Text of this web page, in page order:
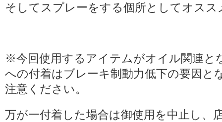
そしてスプレーをする個所としてオスス
※今回使用するアイテムがオイル関連と
への付着はブレーキ制動力低下の要因と
注意ください。
万が一付着した場合は御使用を中止し、